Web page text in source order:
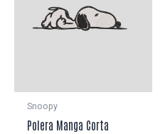
Snoopy
Polera Manga Corta